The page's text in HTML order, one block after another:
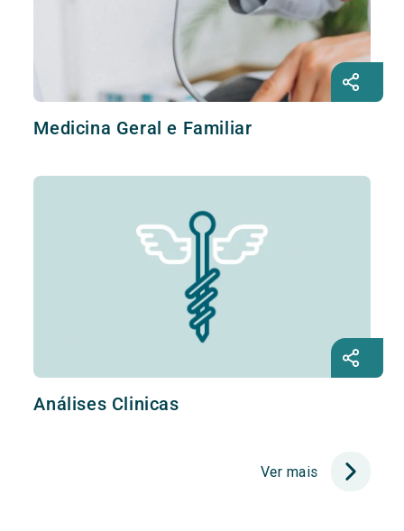
Medicina Geral e Familiar
Análises Clinicas
Ver mais